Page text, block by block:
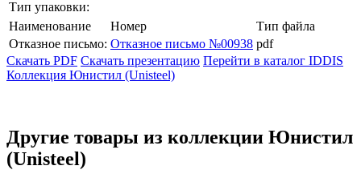
Тип упаковки:
Наименование
Номер
Тип файла
Отказное письмо: Отказное письмо №00938 pdf
Скачать PDF Скачать презентацию Перейти в каталог IDDIS
Коллекция Юнистил (Unisteel)
Другие товары из коллекции Юнистил
(Unisteel)